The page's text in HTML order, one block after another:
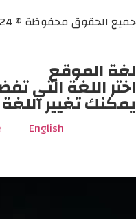
جميع الحقوق محفوظة © 2024
لغة الموقع
اختر اللغة التي
يمكنك تغيير
English